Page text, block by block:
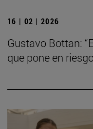
16 | 02 | 2026
Gustavo Bottan:
que pone en